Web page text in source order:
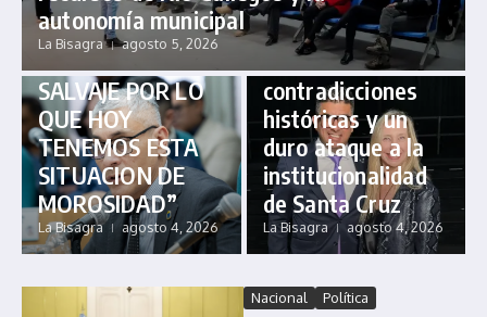
autonomía municipal
La Bisagra agosto 5, 2026
LOS VECINOS,
SINO DEL AJUSTE
SALVAJE POR LO
QUE HOY
TENEMOS ESTA
SITUACION DE
MOROSIDAD”
La Bisagra agosto 4, 2026
declaraciones de
Jairo Guzmán:
contradicciones
históricas y un
duro ataque a la
institucionalidad
de Santa Cruz
La Bisagra agosto 4, 2026
Nacional Política